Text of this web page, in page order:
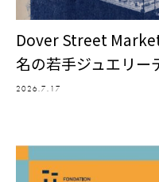
Dover Street
名の若手ジュエリー
2026.7.17